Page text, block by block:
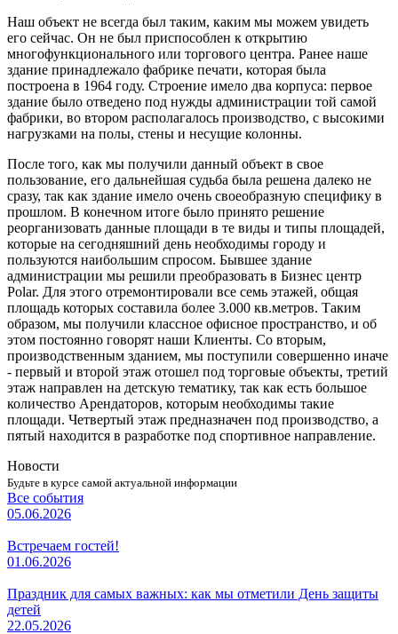
Наш объект не всегда был таким, каким мы можем увидеть
его сейчас. Он не был приспособлен к открытию
многофункционального или торгового центра. Ранее наше
здание принадлежало фабрике печати, которая была
построена в 1964 году. Строение имело два корпуса: первое
здание было отведено под нужды администрации той самой
фабрики, во втором располагалось производство, с высокими
нагрузками на полы, стены и несущие колонны.
После того, как мы получили данный объект в свое
пользование, его дальнейшая судьба была решена далеко не
сразу, так как здание имело очень своеобразную специфику в
прошлом. В конечном итоге было принято решение
реорганизовать данные площади в те виды и типы площадей,
которые на сегодняшний день необходимы городу и
пользуются наибольшим спросом. Бывшее здание
администрации мы решили преобразовать в Бизнес центр
Polar. Для этого отремонтировали все семь этажей, общая
площадь которых составила более 3.000 кв.метров. Таким
образом, мы получили классное офисное пространство, и об
этом постоянно говорят наши Клиенты. Со вторым,
производственным зданием, мы поступили совершенно иначе
- первый и второй этаж отошел под торговые объекты, третий
этаж направлен на детскую тематику, так как есть большое
количество Арендаторов, которым необходимы такие
площади. Четвертый этаж предназначен под производство, а
пятый находится в разработке под спортивное направление.
Новости
Будьте в курсе самой актуальной информации
Все события
05.06.2026
Встречаем гостей!
01.06.2026
Праздник для самых важных: как мы отметили День защиты
детей
22.05.2026